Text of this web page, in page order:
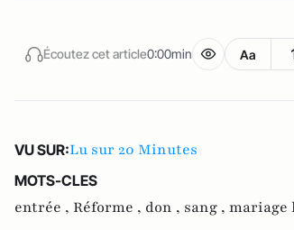
Écoutez cet article0:00min Aa
VU SUR:Lu sur 20 Minutes
MOTS-CLES
entrée , Réforme , don , sang , mariage